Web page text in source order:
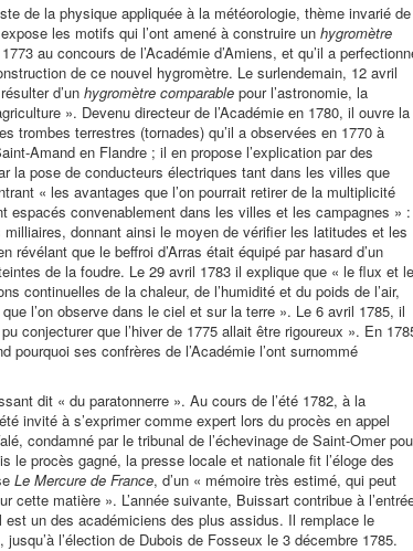
de la physique appliquée à la météorologie, thème invarié de
les motifs qui l’ont amené à construire un hygromètre
au concours de l’Académie d’Amiens, et qu’il a
de ce nouvel hygromètre. Le surlendemain, 12 avril
d’un hygromètre comparable pour l’astronomie, la
». Devenu directeur de l’Académie en 1780, il ouvre la
trombes terrestres (tornades) qu’il a observées en 1770 à
Amand en Flandre ; il en propose l’explication par des
la pose de conducteurs électriques tant dans les villes que
« les avantages que l’on pourrait retirer de la multiplicité
espacés convenablement dans les villes et les campagnes » :
donnant ainsi le moyen de vérifier les latitudes et les
que le beffroi d’Arras était équipé par hasard d’un
de la foudre. Le 29 avril 1783 il explique que « le flux et le
continuelles de la chaleur, de l’humidité et du poids de l’air,
l’on observe dans le ciel et sur la terre ». Le 6 avril 1785, il
conjecturer que l’hiver de 1775 allait être rigoureux ». En
ses confrères de l’Académie l’ont surnommé
dit « du paratonnerre ». Au cours de l’été 1782, à la
invité à s’exprimer comme expert lors du procès en appel
condamné par le tribunal de l’échevinage de Saint-Omer
le procès gagné, la presse locale et nationale fit l’éloge des
Le Mercure de France, d’un « mémoire très estimé, qui peut
matière ». L’année suivante, Buissart contribue à
est un des académiciens des plus assidus. Il remplace le
l’élection de Dubois de Fosseux le 3 décembre 1785.